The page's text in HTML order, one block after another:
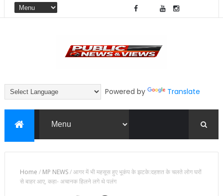
Powered by Translate
Home / MP NEWS/आगर में भी महसूस हुए भूकंप के झटके:दहशत के चलते लोग घरों
से बाहर आए, कहा- अचानक हिलने लगे थे पलंग